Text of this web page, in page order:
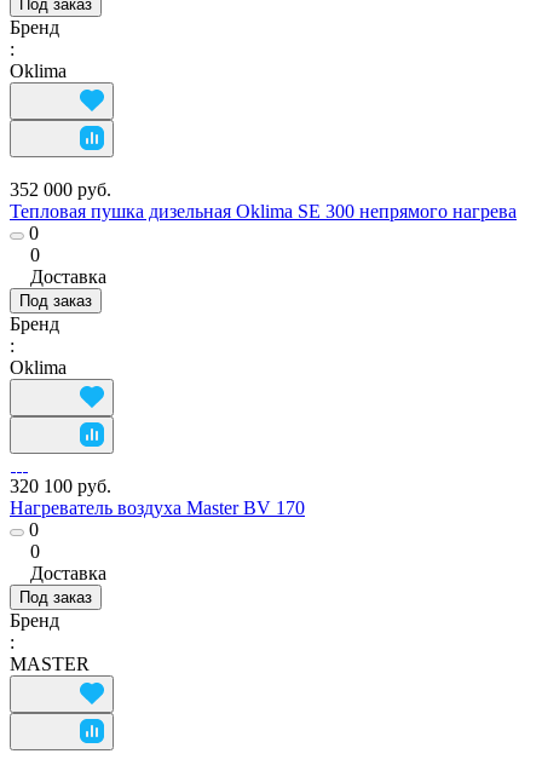
Под заказ
Бренд
:
Oklima
352 000 руб.
Тепловая пушка дизельная Oklima SE 300 непрямого нагрева
0
0
Доставка
Под заказ
Бренд
:
Oklima
320 100 руб.
Нагреватель воздуха Master BV 170
0
0
Доставка
Под заказ
Бренд
:
MASTER